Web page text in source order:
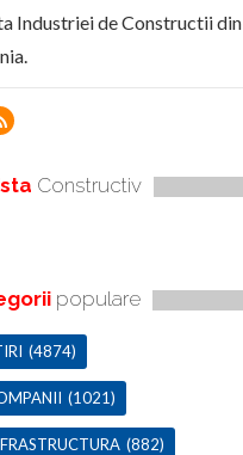
Industriei de Constructii din
Constructiv
populare
(4874)
(1021)
(882)